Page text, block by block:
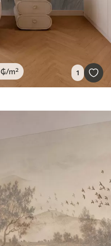
₲/m² 1